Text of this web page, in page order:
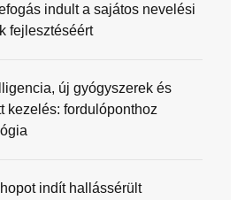
indult a sajátos nevelési
fejlesztéséért
új gyógyszerek és
kezelés: fordulóponthoz
indít hallássérült